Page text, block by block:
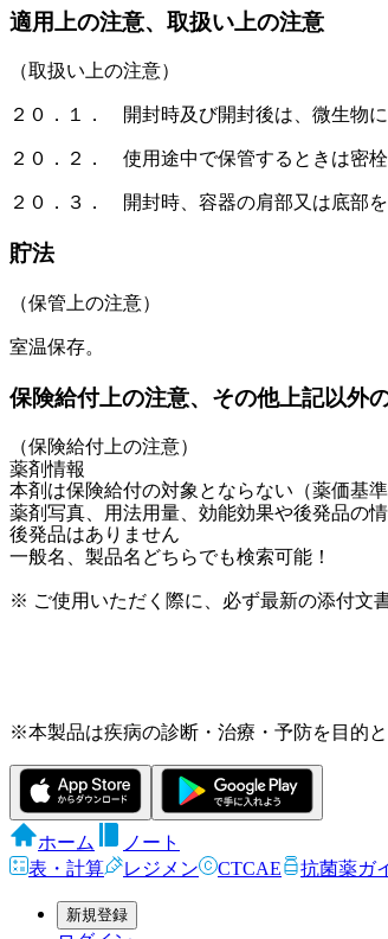
適用上の注意、取扱い上の注意
（取扱い上の注意）
２０．１． 開封時及び開封後は、微生物に
２０．２． 使用途中で保管するときは密栓
２０．３． 開封時、容器の肩部又は底部
貯法
（保管上の注意）
室温保存。
保険給付上の注意、その他上記以外
（保険給付上の注意）
本剤は保険給付の対象とならない（薬価基準
後発品はありません
薬剤情報
薬剤写真、用法用量、効能効果や後発品の
一般名、製品名どちらでも検索可能！
※ ご使用いただく際に、必ず最新の添付文
※本製品は疾病の診断・治療・予防を目的
ホーム
ノート
表・計算
レジメン CTCAE 抗菌薬ガ
新規登録